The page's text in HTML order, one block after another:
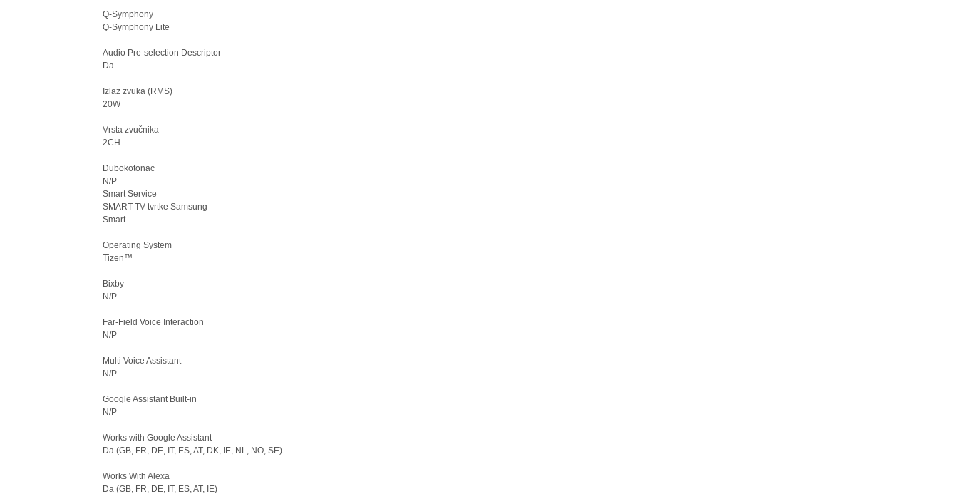
Q-Symphony
Q-Symphony Lite
Audio Pre-selection Descriptor
Da
Izlaz zvuka (RMS)
20W
Vrsta zvučnika
2CH
Dubokotonac
N/P
Smart Service
SMART TV tvrtke Samsung
Smart
Operating System
Tizen™
Bixby
N/P
Far-Field Voice Interaction
N/P
Multi Voice Assistant
N/P
Google Assistant Built-in
N/P
Works with Google Assistant
Da (GB, FR, DE, IT, ES, AT, DK, IE, NL, NO, SE)
Works With Alexa
Da (GB, FR, DE, IT, ES, AT, IE)